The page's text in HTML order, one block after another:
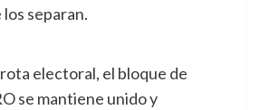
separan.
electoral, el bloque de
se mantiene unido y